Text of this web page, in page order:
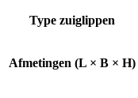
Type zuiglippen
Afmetingen (L × B × H)